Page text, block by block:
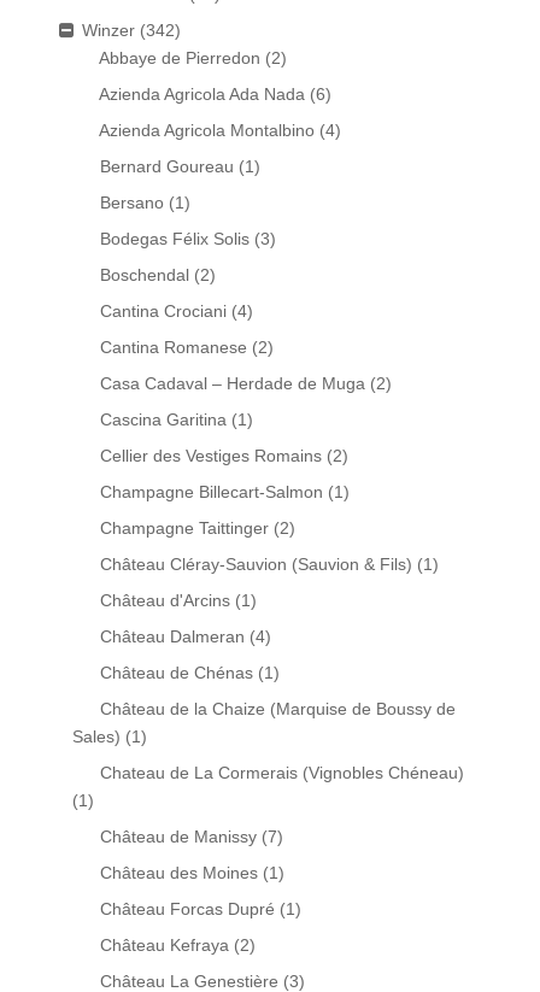
Winzer (342)
Abbaye de Pierredon (2)
Azienda Agricola Ada Nada (6)
Azienda Agricola Montalbino (4)
Bernard Goureau (1)
Bersano (1)
Bodegas Félix Solis (3)
Boschendal (2)
Cantina Crociani (4)
Cantina Romanese (2)
Casa Cadaval – Herdade de Muga (2)
Cascina Garitina (1)
Cellier des Vestiges Romains (2)
Champagne Billecart-Salmon (1)
Champagne Taittinger (2)
Château Cléray-Sauvion (Sauvion & Fils) (1)
Château d'Arcins (1)
Château Dalmeran (4)
Château de Chénas (1)
Château de la Chaize (Marquise de Boussy de
Sales) (1)
Chateau de La Cormerais (Vignobles Chéneau)
(1)
Château de Manissy (7)
Château des Moines (1)
Château Forcas Dupré (1)
Château Kefraya (2)
Château La Genestière (3)